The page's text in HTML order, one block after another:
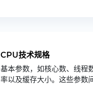
CPU技术规格
基本参数，如核心数、线程
率以及缓存大小。这些参数